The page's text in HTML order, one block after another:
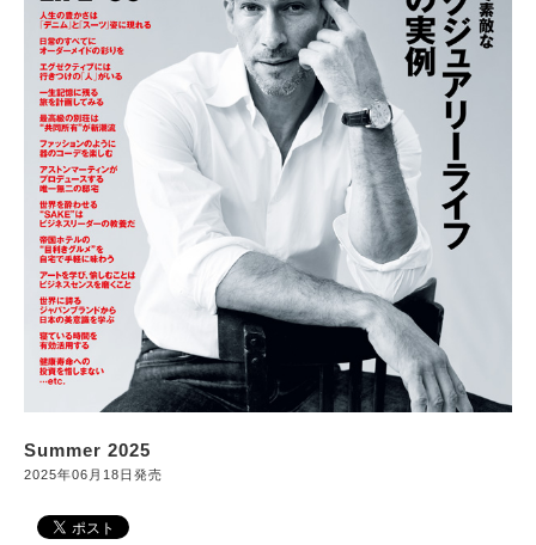
Summer 2025
2025年06月18日発売
COLUMN
MAGAZINE
ABOUT SITE
サイトマップ